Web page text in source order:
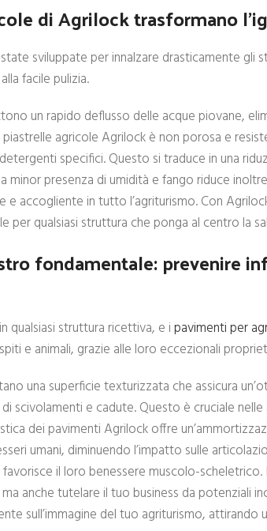
di Agrilock trasformano
sviluppate per innalzare drasticamente gli
facile pulizia.
un rapido deflusso delle acque piovane,
agricole Agrilock è non porosa e
specifici. Questo si traduce in una
minor presenza di umidità e fango riduce
e accogliente in tutto l’agriturismo. Con
per qualsiasi struttura che ponga al centro la
fondamentale: prevenire
qualsiasi struttura ricettiva, e ipavimenti per
e animali, grazie alle loro eccezionali
una superficie texturizzata che assicura
scivolamenti e cadute. Questo è cruciale
dei pavimenti Agrilock offre
umani, diminuendo l’impatto sulle
il loro benessere muscolo-
anche tutelare il tuo business da potenziali
sull’immagine del tuo agriturismo,